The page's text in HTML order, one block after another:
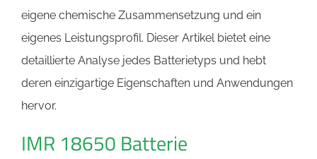
eigene chemische Zusammensetzung und ein
eigenes Leistungsprofil. Dieser Artikel bietet eine
detaillierte Analyse jedes Batterietyps und hebt
deren einzigartige Eigenschaften und Anwendungen
hervor.
IMR 18650 Batterie